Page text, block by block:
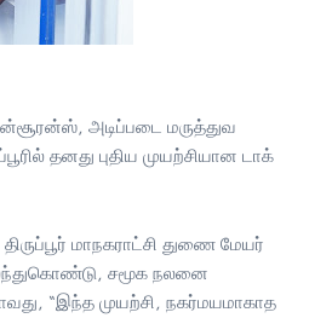
அடிப்படை மருத்துவ
தனது புதிய முயற்சியான டாக்
மாநகராட்சி துணை மேயர்
சமூக நலனை
“இந்த முயற்சி, நகர்மயமாகாத